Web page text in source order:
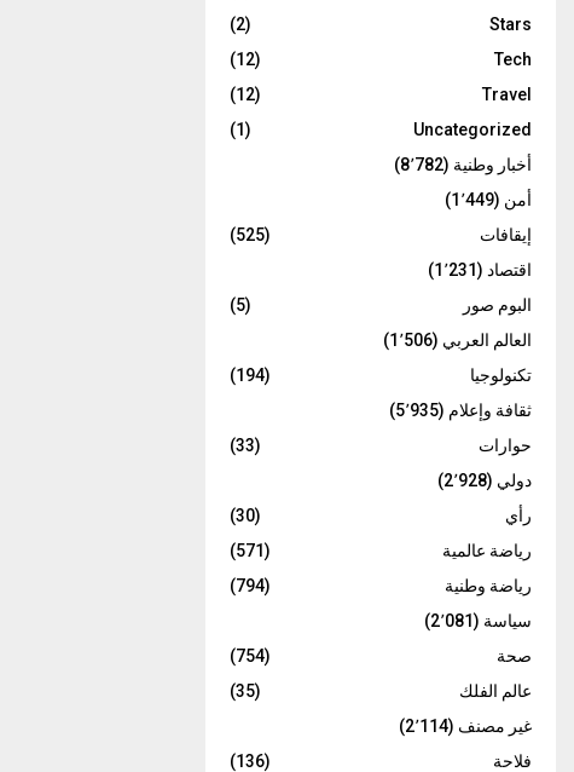
Stars
(2)
Tech
(12)
Travel
(12)
Uncategorized
(1)
أخبار وطنية (8٬782)
أمن (1٬449)
إيقافات
(525)
اقتصاد (1٬231)
البوم صور
(5)
العالم العربي (1٬506)
تكنولوجيا
(194)
ثقافة وإعلام (5٬935)
حوارات
(33)
دولي (2٬928)
رأي
(30)
رياضة عالمية
(571)
رياضة وطنية
(794)
سياسة (2٬081)
صحة
(754)
عالم الفلك
(35)
غير مصنف (2٬114)
فلاحة
(136)